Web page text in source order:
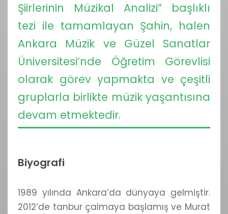
Şiirlerinin Müzikal Analizi” başlıklı
tezi ile tamamlayan Şahin, halen
Ankara Müzik ve Güzel Sanatlar
Üniversitesi’nde Öğretim Görevlisi
olarak görev yapmakta ve çeşitli
gruplarla birlikte müzik yaşantısına
devam etmektedir.
Biyografi
1989 yılında Ankara’da dünyaya gelmiştir.
2012’de tanbur çalmaya başlamış ve Murat